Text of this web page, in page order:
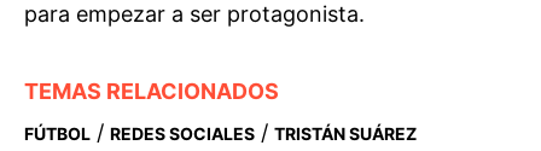
para empezar a ser protagonista.
TEMAS RELACIONADOS
FÚTBOL / REDES SOCIALES / TRISTÁN SUÁREZ